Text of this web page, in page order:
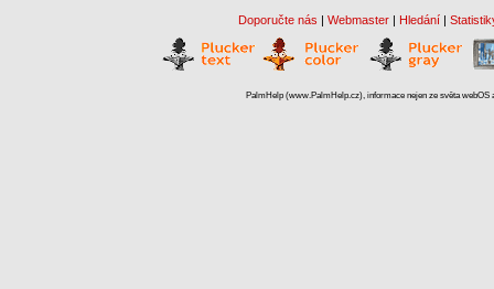
Doporučte nás | Webmaster | Hledání |
PalmHelp (www.PalmHelp.cz), informace nejen ze světa